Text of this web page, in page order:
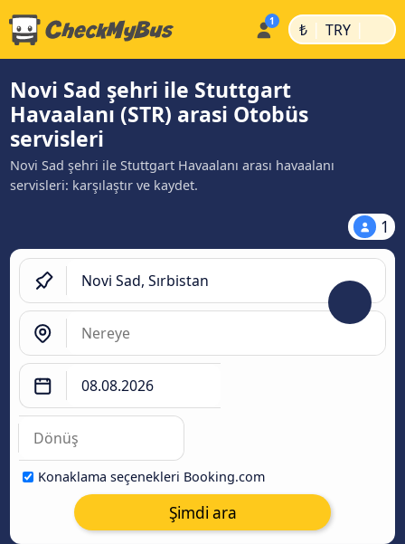
₺ | TRY |
Novi Sad şehri ile Stuttgart
Havaalanı (STR) arasi Otobüs
servisleri
Novi Sad şehri ile Stuttgart Havaalanı arası havaalanı
servisleri: karşılaştır ve kaydet.
1
Konaklama seçenekleri Booking.com
Şimdi ara